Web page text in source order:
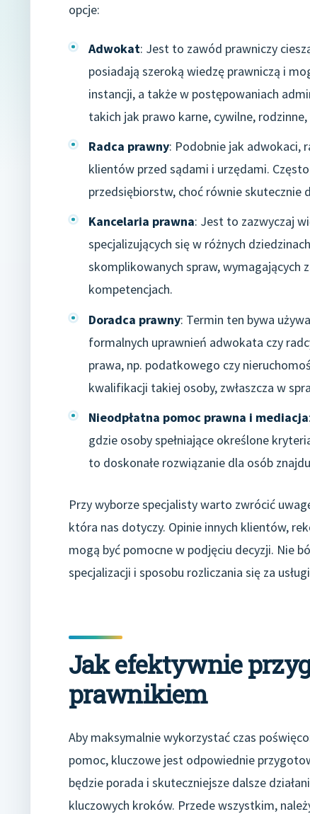
opcje:
Adwokat: Jest to zawód prawniczy
posiadają szeroką wiedzę prawniczą i
instancji, a także w postępowaniach
takich jak prawo karne, cywilne,
Radca prawny: Podobnie jak adwokaci,
klientów przed sądami i urzędami.
przedsiębiorstw, choć równie skutecznie
Kancelaria prawna: Jest to zazwyczaj
specjalizujących się w różnych
skomplikowanych spraw, wymagających
kompetencjach.
Doradca prawny: Termin ten bywa
formalnych uprawnień adwokata czy
prawa, np. podatkowego czy
kwalifikacji takiej osoby, zwłaszcza w
Nieodpłatna pomoc prawna i mediacja
gdzie osoby spełniające określone
to doskonałe rozwiązanie dla osób
Przy wyborze specjalisty warto zwrócić
która nas dotyczy. Opinie innych klientów,
mogą być pomocne w podjęciu decyzji. Nie
specjalizacji i sposobu rozliczania się za
Jak efektywnie
prawnikiem
Aby maksymalnie wykorzystać czas
pomoc, kluczowe jest odpowiednie
będzie porada i skuteczniejsze dalsze
kluczowych kroków. Przede wszystkim,